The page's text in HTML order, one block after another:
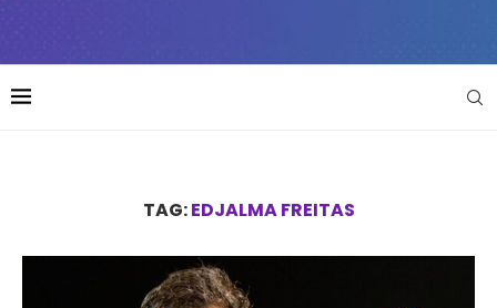
TAG:EDJALMA FREITAS